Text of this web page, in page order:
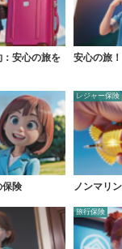
安心の旅を
安心の旅
保険
レジャー保険
ノンマリ
旅行保険